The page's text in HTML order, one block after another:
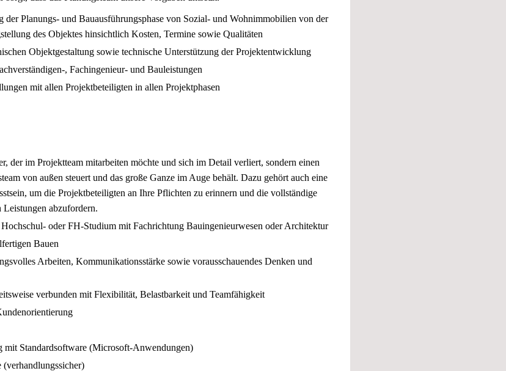
der Planungs- und Bauausführungsphase von Sozial- und Wohnimmobilien von der
des Objektes hinsichtlich Kosten, Termine sowie Qualitäten
Objektgestaltung sowie technische Unterstützung der Projektentwicklung
, Fachingenieur- und Bauleistungen
mit allen Projektbeteiligten in allen Projektphasen
der im Projektteam mitarbeiten möchte und sich im Detail verliert, sondern einen
von außen steuert und das große Ganze im Auge behält. Dazu gehört auch eine
um die Projektbeteiligten an Ihre Pflichten zu erinnern und die vollständige
Leistungen abzufordern.
Hochschul- oder FH-Studium mit Fachrichtung Bauingenieurwesen oder Architektur
Bauen
Arbeiten, Kommunikationsstärke sowie vorausschauendes Denken und
verbunden mit Flexibilität, Belastbarkeit und Teamfähigkeit
mit Standardsoftware (Microsoft-Anwendungen)
(verhandlungssicher)